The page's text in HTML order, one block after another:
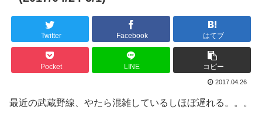
Twitter Facebook はてブ
Pocket LINE コピー
2017.04.26
最近の武蔵野線、やたら混雑しているしほぼ遅れる。。。